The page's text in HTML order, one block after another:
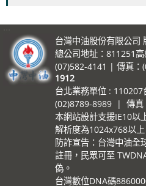
台灣中油股份有限公司
總公司地址：811251
(07)582-4141 | 傳真：
1912
台北業務單位 :
(02)8789-8989 | 傳真
本網站設計支援IE10
解析度為1024x768以上
防詐宣告：台灣中油全
註冊，民眾可至
偽。
台灣數位DNA碼